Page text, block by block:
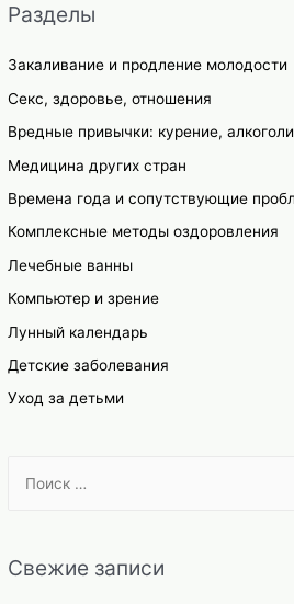
Разделы
Закаливание и продление молодости
Секс, здоровье, отношения
Вредные привычки: курение,
Медицина других стран
Времена года и сопутствующие
Комплексные методы оздоровления
Лечебные ванны
Компьютер и зрение
Лунный календарь
Детские заболевания
Уход за детьми
r
Свежие записи